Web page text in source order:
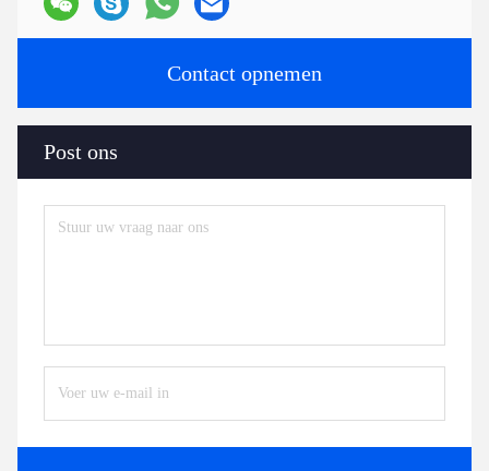
Contact opnemen
Post ons